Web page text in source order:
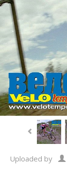
Uploaded by